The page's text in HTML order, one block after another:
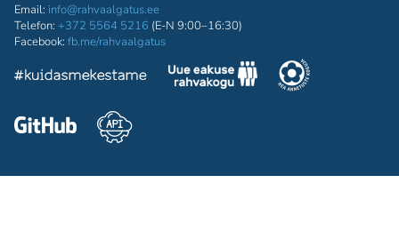
Email: info@rahvaalgatus.ee
Telefon: +372 5564 5216 (E-N 9:00–16:30)
Facebook: fb.me/rahvaalgatus